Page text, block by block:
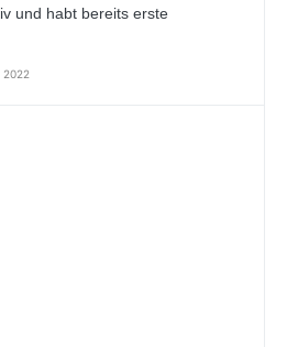
und habt bereits erste
2022